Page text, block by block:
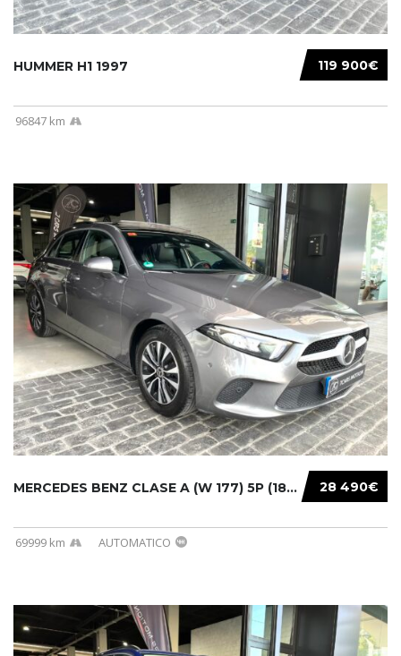
119 900€
HUMMER H1 1997
96847 km
28 490€
MERCEDES BENZ CLASE A (W 177) 5P (18-) 2020....
69999 km AUTOMATICO